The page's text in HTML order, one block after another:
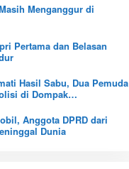
Menganggur di
Pertama dan Belasan
Hasil Sabu, Dua Pemuda
di Dompak
Anggota DPRD dari
Dunia